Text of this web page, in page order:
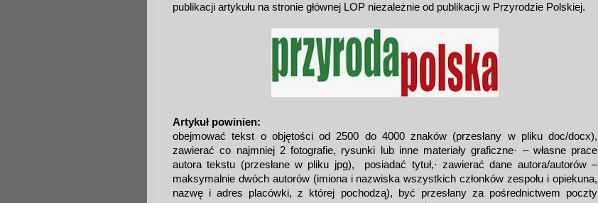
publikacji artykułu na stronie głównej LOP niezależnie od publikacji w Przyrodzie Polskiej.
Artykuł powinien:
obejmować tekst o objętości od 2500 do 4000 znaków (przesłany w pliku doc/docx),
zawierać co najmniej 2 fotografie, rysunki lub inne materiały graficzne· – własne prace
autora tekstu (przesłane w pliku jpg), posiadać tytuł,· zawierać dane autora/autorów –
maksymalnie dwóch autorów (imiona i nazwiska wszystkich członków zespołu i opiekuna,
nazwę i adres placówki, z której pochodzą), być przesłany za pośrednictwem poczty